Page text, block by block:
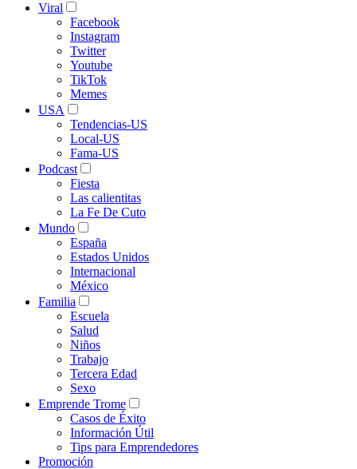
Viral
Facebook
Instagram
Twitter
Youtube
TikTok
Memes
USA
Tendencias-US
Local-US
Fama-US
Podcast
Fiesta
Las calientitas
La Fe De Cuto
Mundo
España
Estados Unidos
Internacional
México
Familia
Escuela
Salud
Niños
Trabajo
Tercera Edad
Sexo
Emprende Trome
Casos de Éxito
Información Útil
Tips para Emprendedores
Promoción